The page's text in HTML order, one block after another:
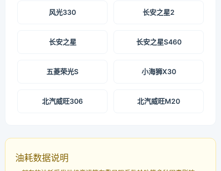
风光330 长安之星2
长安之星 长安之星S460
五菱荣光S 小海狮X30
北汽威旺306 北汽威旺M20
油耗数据说明